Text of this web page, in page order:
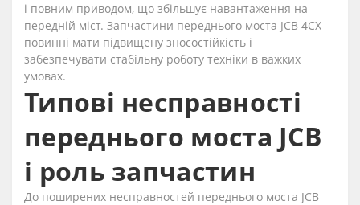
і повним приводом, що збільшує навантаження на
передній міст. Запчастини переднього моста JCB 4CX
повинні мати підвищену зносостійкість і
забезпечувати стабільну роботу техніки в важких
умовах.
Типові несправності
переднього моста JCB
і роль запчастин
До поширених несправностей переднього моста JCB